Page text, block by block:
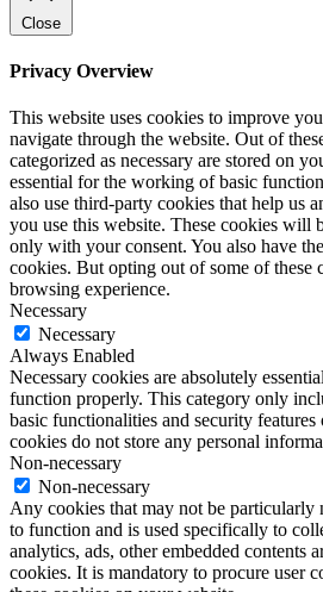
Close
Privacy Overview
This website uses cookies to improve
navigate through the website. Out of
categorized as necessary are stored on
essential for the working of basic
also use third-party cookies that help us
you use this website. These cookies will
only with your consent. You also have
cookies. But opting out of some of these
browsing experience.
Necessary
Necessary
Always Enabled
Necessary cookies are absolutely
function properly. This category only
basic functionalities and security features
cookies do not store any personal
Non-necessary
Non-necessary
Any cookies that may not be particularly
to function and is used specifically to
analytics, ads, other embedded contents
cookies. It is mandatory to procure user